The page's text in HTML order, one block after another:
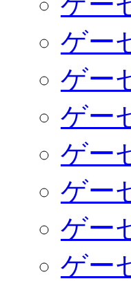
ゲー
ゲー
ゲー
ゲー
ゲー
ゲー
ゲー